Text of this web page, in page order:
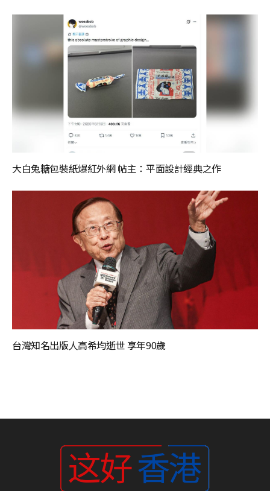
大白兔糖包裝紙爆紅外網 帖主：平面設計經典之作
台灣知名出版人高希均逝世 享年90歲